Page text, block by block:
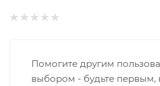
Помогите другим
выбором - будьте первым,